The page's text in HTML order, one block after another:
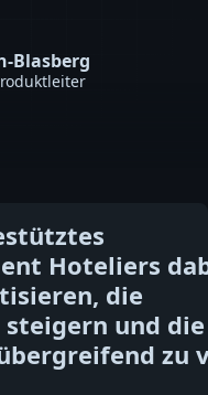
Blasberg
Hoteliers
die
und
zu